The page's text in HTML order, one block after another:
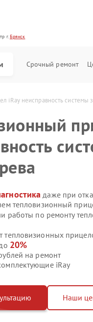
г.Брянск
Срочный ремонт
iRay неисправность системы
даже при
тепловизионный
работы по ремонту
20%
на ремонт
iRay
Наши